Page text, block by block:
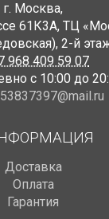
г. Москва,
61К3А, ТЦ
, 2-й
968 409 59 07
с 10:00 до
Доставка
Оплата
Гарантия